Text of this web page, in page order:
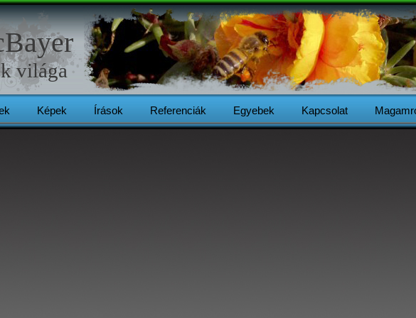
Képek Írások Referenciák Egyebek Kapcsolat
világa